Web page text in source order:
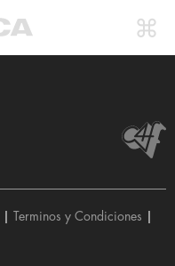
Terminos y Condiciones